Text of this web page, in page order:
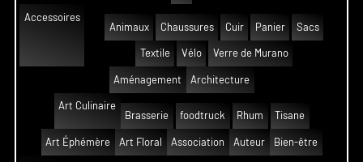
Accessoires
Animaux
Chaussures Cuir Panier Sacs
Textile Vélo Verre de Murano
Aménagement Architecture
Art Culinaire
Brasserie
foodtruck Rhum Tisane
Art Éphémère Art Floral Association Auteur Bien-être